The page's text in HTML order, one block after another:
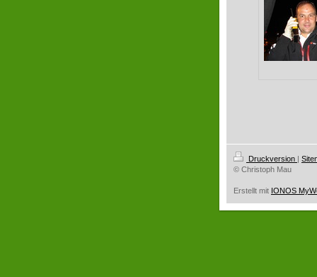
Druckversion |
© Christoph Mau
Erstellt mit IONOS